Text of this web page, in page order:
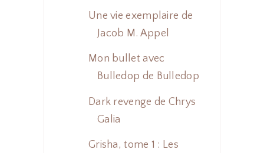
Une vie exemplaire de
Jacob M. Appel
Mon bullet avec
Bulledop de Bulledop
Dark revenge de Chrys
Galia
Grisha, tome 1 : Les